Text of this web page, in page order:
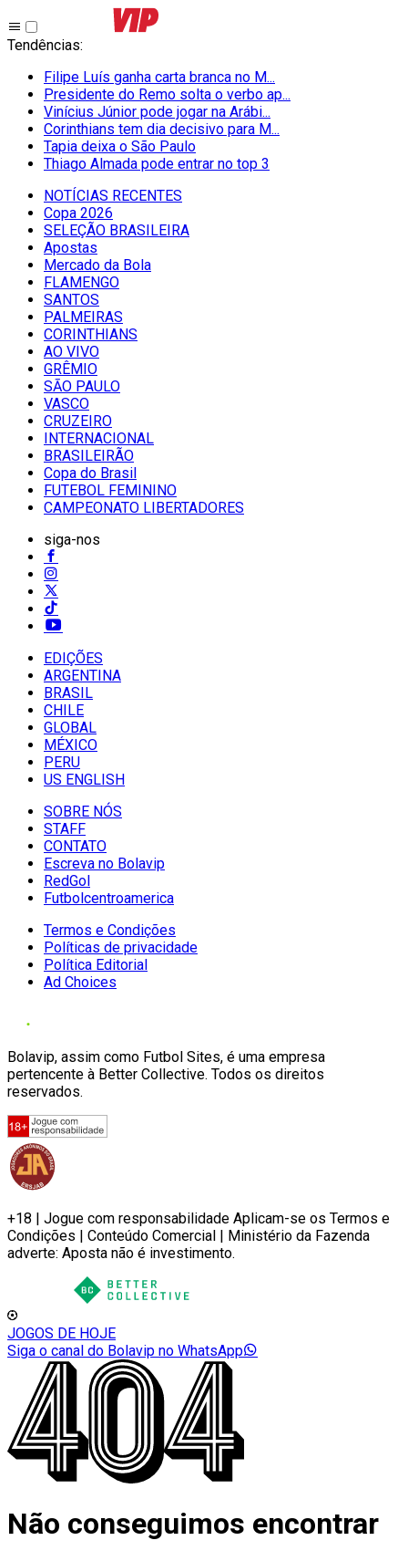
Tendências:
Filipe Luís ganha carta branca no M...
Presidente do Remo solta o verbo ap...
Vinícius Júnior pode jogar na Arábi...
Corinthians tem dia decisivo para M...
Tapia deixa o São Paulo
Thiago Almada pode entrar no top 3
NOTÍCIAS RECENTES
Copa 2026
SELEÇÃO BRASILEIRA
Apostas
Mercado da Bola
FLAMENGO
SANTOS
PALMEIRAS
CORINTHIANS
AO VIVO
GRÊMIO
SĀO PAULO
VASCO
CRUZEIRO
INTERNACIONAL
BRASILEIRÃO
Copa do Brasil
FUTEBOL FEMININO
CAMPEONATO LIBERTADORES
siga-nos
EDIÇÕES
ARGENTINA
BRASIL
CHILE
GLOBAL
MÉXICO
PERU
US ENGLISH
SOBRE NÓS
STAFF
CONTATO
Escreva no Bolavip
RedGol
Futbolcentroamerica
Termos e Condições
Políticas de privacidade
Política Editorial
Ad Choices
Bolavip, assim como Futbol Sites, é uma empresa
pertencente à Better Collective. Todos os direitos
reservados.
+18 | Jogue com responsabilidade Aplicam-se os Termos e
Condições | Conteúdo Comercial | Ministério da Fazenda
adverte: Aposta não é investimento.
JOGOS DE HOJE
Siga o canal do Bolavip no WhatsApp
Não conseguimos encontrar